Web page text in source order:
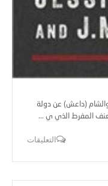
مع إعلان تنظيم الدولة الإسلامية في العراق والشام‮ (‬داعش‮) ‬عن دولة
التعليقات